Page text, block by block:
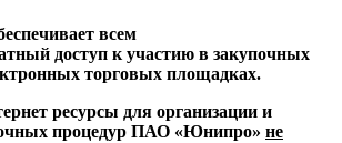
всем
доступ к участию в закупочных
торговых площадках.
ресурсы для организации и
процедур ПАО «Юнипро» не